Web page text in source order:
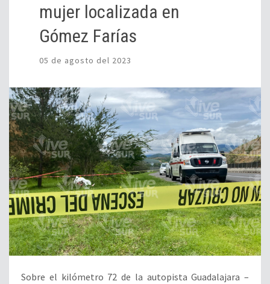
mujer localizada en
Gómez Farías
05 de agosto del 2023
Sobre el kilómetro 72 de la autopista Guadalajara –